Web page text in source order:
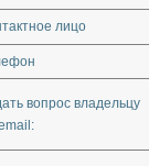
лицо
вопрос владельцу